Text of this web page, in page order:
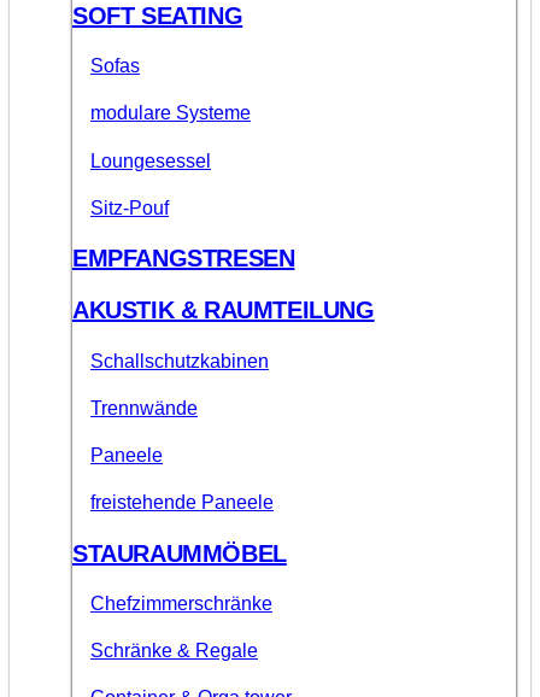
SOFT SEATING
Sofas
modulare Systeme
Loungesessel
Sitz-Pouf
EMPFANGSTRESEN
AKUSTIK & RAUMTEILUNG
Schallschutzkabinen
Trennwände
Paneele
freistehende Paneele
STAURAUMMÖBEL
Chefzimmerschränke
Schränke & Regale